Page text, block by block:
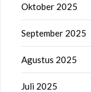
Oktober 2025
September 2025
Agustus 2025
Juli 2025